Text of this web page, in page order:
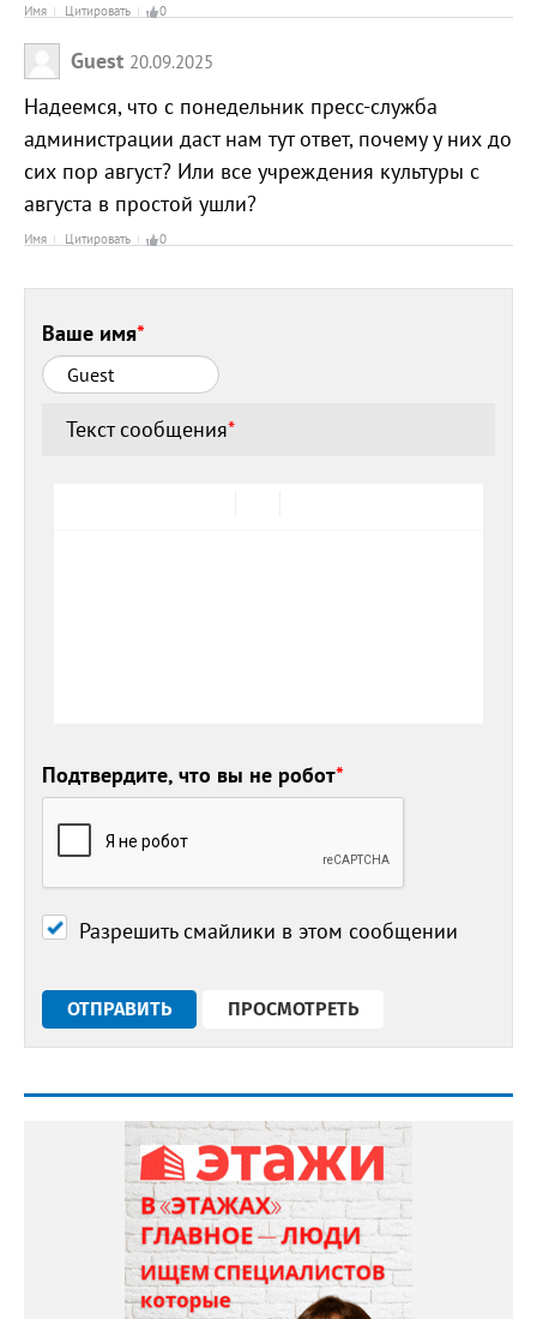
Имя Цитировать 0
Guest 20.09.2025
Надеемся, что с понедельник пресс-служба
администрации даст нам тут ответ, почему у них до
сих пор август? Или все учреждения культуры с
августа в простой ушли?
Имя Цитировать 0
Ваше имя*
Текст сообщения*
Подтвердите, что вы не робот*
Разрешить смайлики в этом сообщении